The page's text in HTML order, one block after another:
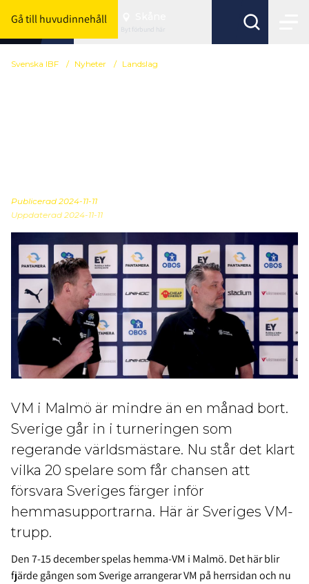
Gå till huvudinnehåll
Byt förbund här
Svenska IBF / Nyheter / Landslag
Publicerad 2024-11-11
Uppdaterad 2024-11-11
VM i Malmö är mindre än en månad bort.
Sverige går in i turneringen som
regerande världsmästare. Nu står det klart
vilka 20 spelare som får chansen att
försvara Sveriges färger inför
hemmasupportrarna. Här är Sveriges VM-
trupp.
Den 7-15 december spelas hemma-VM i Malmö. Det här blir
fjärde gången som Sverige arrangerar VM på herrsidan och nu